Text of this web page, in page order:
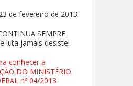
de fevereiro de 2013.
SEMPRE.
luta jamais desiste!
conhecer a
DO MINISTÉRIO
nº 04/2013.